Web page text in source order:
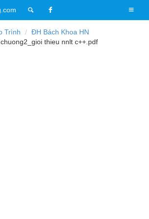
T
o
Trình
ĐH Bách Khoa HN
chuong2_gioi thieu nnlt c++.pdf